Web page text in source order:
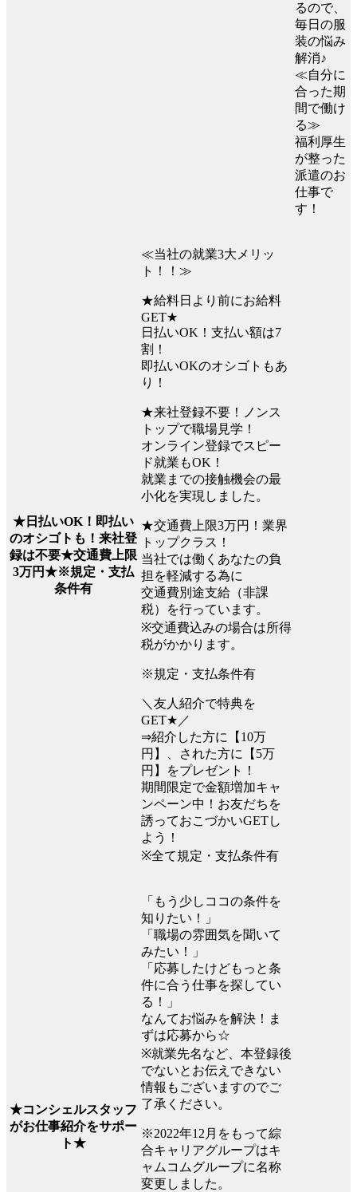
るので、
毎日の服
装の悩み
解消♪
≪自分に
合った期
間で働け
る≫
福利厚生
が整った
派遣のお
仕事で
す！
★日払いOK！即払い
のオシゴトも！来社登
録は不要★交通費上限
3万円★※規定・支払
条件有
≪当社の就業3大メリッ
ト！！≫
★給料日より前にお給料
GET★
日払いOK！支払い額は7
割！
即払いOKのオシゴトもあ
り！
★来社登録不要！ノンス
トップで職場見学！
オンライン登録でスピー
ド就業もOK！
就業までの接触機会の最
小化を実現しました。
★交通費上限3万円！業界
トップクラス！
当社では働くあなたの負
担を軽減する為に
交通費別途支給（非課
税）を行っています。
※交通費込みの場合は所得
税がかかります。
※規定・支払条件有
＼友人紹介で特典を
GET★／
⇒紹介した方に【10万
円】、された方に【5万
円】をプレゼント！
期間限定で金額増加キャ
ンペーン中！お友だちを
誘っておこづかいGETし
よう！
※全て規定・支払条件有
★コンシェルスタッフ
がお仕事紹介をサポー
ト★
「もう少しココの条件を
知りたい！」
「職場の雰囲気を聞いて
みたい！」
「応募したけどもっと条
件に合う仕事を探してい
る！」
なんてお悩みを解決！ま
ずは応募から☆
※就業先名など、本登録後
でないとお伝えできない
情報もございますのでご
了承ください。
※2022年12月をもって綜
合キャリアグループはキ
ャムコムグループに名称
変更しました。